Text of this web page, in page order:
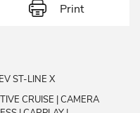
Print
ST-LINE X
CRUISE | CAMERA